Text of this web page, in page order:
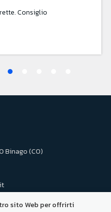
stelle meritate
Binago (CO)
sito Web per offrirti